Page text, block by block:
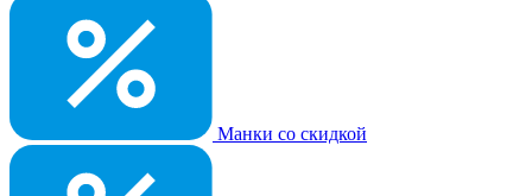
Манки со скидкой